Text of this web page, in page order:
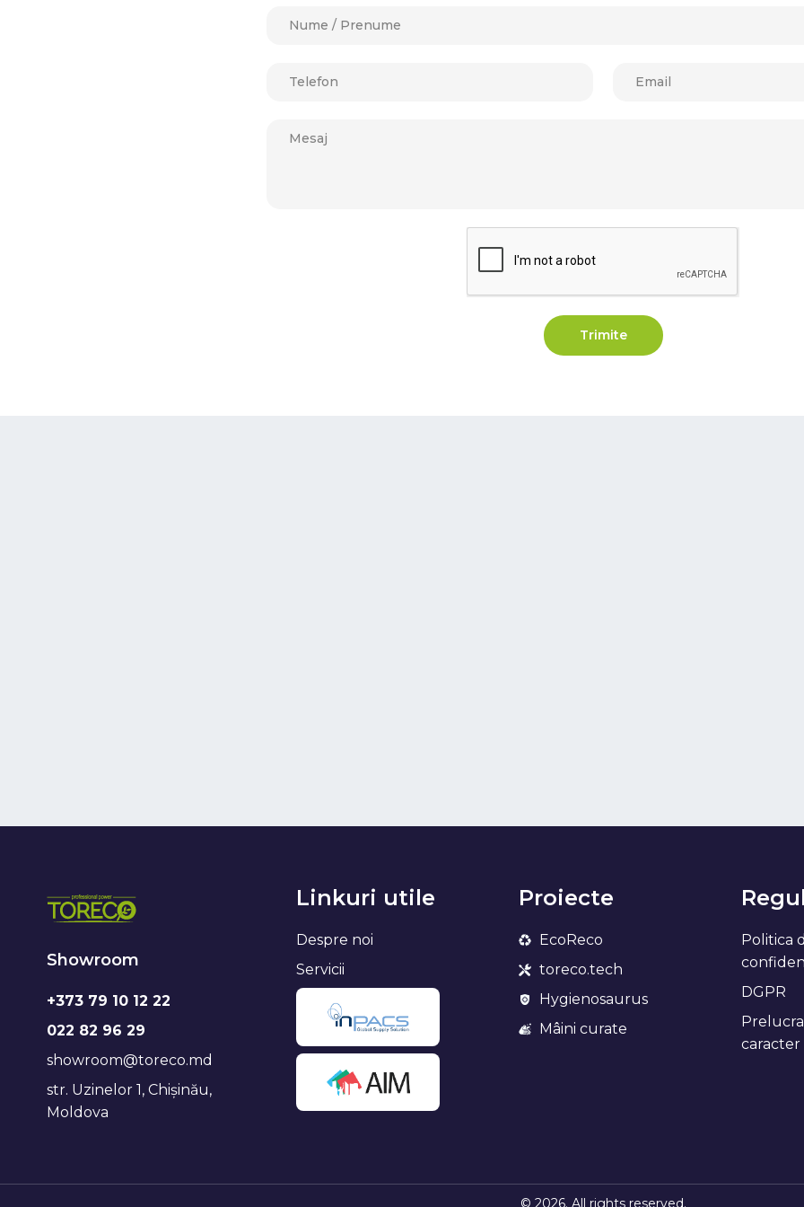
Trimite
Showroom
+373 79 10 12 22
022 82 96 29
showroom@toreco.md
str. Uzinelor 1, Chișinău,
Moldova
Linkuri utile
Despre noi
Servicii
Proiecte
EcoReco
toreco.tech
Hygienosaurus
Mâini curate
Politica
DGPR
caracter
© 2026. All rights reserved.